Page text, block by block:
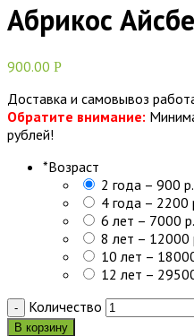
Абрикос
900.00 Р
Доставка и самовывоз
Обратите внимание:
рублей!
*Возраст
2 года – 900 р.
4 года – 2200
6 лет – 7000 р.
8 лет – 12000
10 лет –
12 лет –
Количество
В корзину